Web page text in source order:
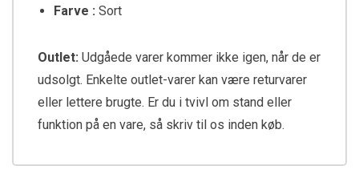
Farve : Sort
Outlet: Udgåede varer kommer ikke igen, når de er
udsolgt. Enkelte outlet-varer kan være returvarer
eller lettere brugte. Er du i tvivl om stand eller
funktion på en vare, så skriv til os inden køb.